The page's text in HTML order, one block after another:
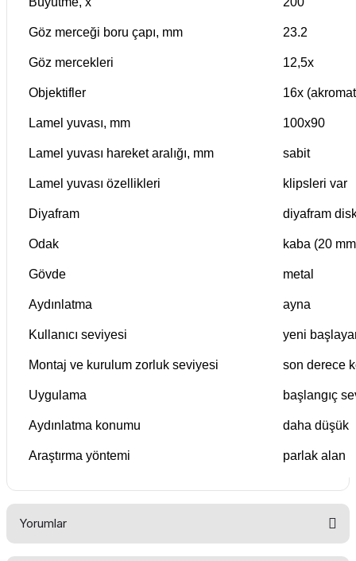
Göz merceği boru çapı, mm 23.2
Göz mercekleri 12,5x
Objektifler 16x
Lamel yuvası, mm 100x90
Lamel yuvası hareket aralığı, mm sabit
Lamel yuvası özellikleri klipsleri var
Diyafram diyafram
Odak kaba (20
Gövde metal
Aydınlatma ayna
Kullanıcı seviyesi yeni
Montaj ve kurulum zorluk seviyesi son derece
Uygulama başlangıç
Aydınlatma konumu daha düşük
Araştırma yöntemi parlak alan
Yorumlar